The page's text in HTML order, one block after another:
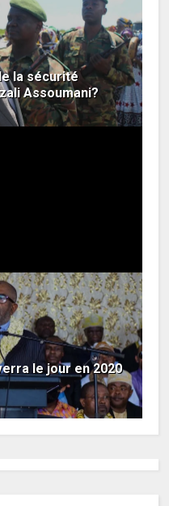
la sécurité
Assoumani?
le jour en 2020